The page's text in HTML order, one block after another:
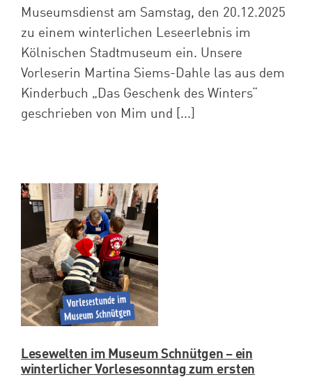
Museumsdienst am Samstag, den 20.12.2025
zu einem winterlichen Leseerlebnis im
Kölnischen Stadtmuseum ein. Unsere
Vorleserin Martina Siems-Dahle las aus dem
Kinderbuch „Das Geschenk des Winters“
geschrieben von Mim und [...]
Lesewelten im Museum Schnütgen – ein
winterlicher Vorlesesonntag zum ersten